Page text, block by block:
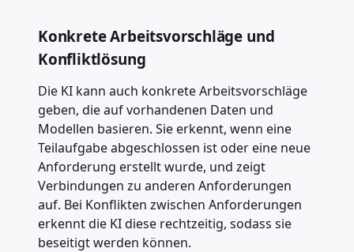
Konkrete Arbeitsvorschläge und
Konfliktlösung
Die KI kann auch konkrete Arbeitsvorschläge
geben, die auf vorhandenen Daten und
Modellen basieren. Sie erkennt, wenn eine
Teilaufgabe abgeschlossen ist oder eine neue
Anforderung erstellt wurde, und zeigt
Verbindungen zu anderen Anforderungen
auf. Bei Konflikten zwischen Anforderungen
erkennt die KI diese rechtzeitig, sodass sie
beseitigt werden können.